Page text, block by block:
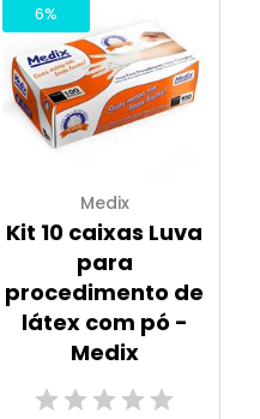
6%
Medix
Kit 10 caixas Luva
para
procedimento de
látex com pó -